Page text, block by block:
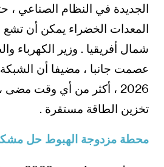
الجديدة في النظام الصناعي
المعدات الخضراء يمكن أن تشع
شمال أفريقيا . وزير الكهرباء
عصمت جانبا ، مضيفا أن
2026 ، أكثر من أي وقت
تخزين الطاقة مستقرة .
محطة مزدوجة الهبوط حل